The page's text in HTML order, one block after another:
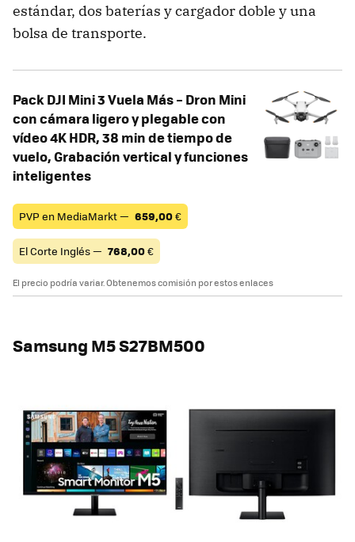
estándar, dos baterías y cargador doble y una
bolsa de transporte.
Pack DJI Mini 3 Vuela Más – Dron Mini
con cámara ligero y plegable con
vídeo 4K HDR, 38 min de tiempo de
vuelo, Grabación vertical y funciones
inteligentes
PVP en MediaMarkt — 659,00€
El Corte Inglés — 768,00€
El precio podría variar. Obtenemos comisión por estos enlaces
Samsung M5 S27BM500